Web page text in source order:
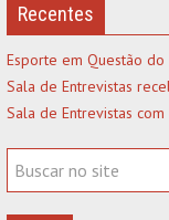
Recentes
Esporte em Questão
Sala de Entrevistas
Sala de Entrevistas